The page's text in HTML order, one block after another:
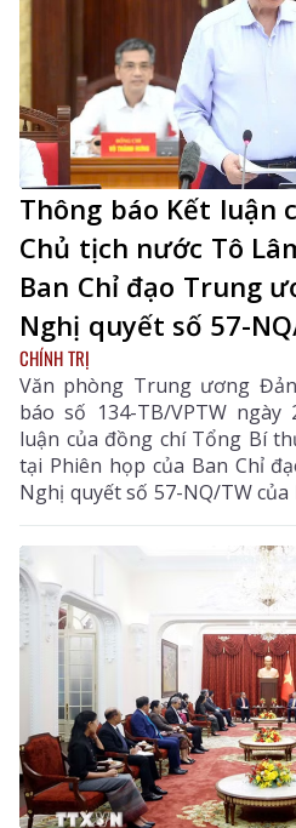
Thông báo Kết luận
Chủ tịch nước Tô
Ban Chỉ đạo Trung
Nghị quyết số 57-
CHÍNH TRỊ
Văn phòng Trung ương
báo số 134-TB/VPTW
luận của đồng chí Tổng Bí
tại Phiên họp của Ban Chỉ
Nghị quyết số 57-NQ/TW của